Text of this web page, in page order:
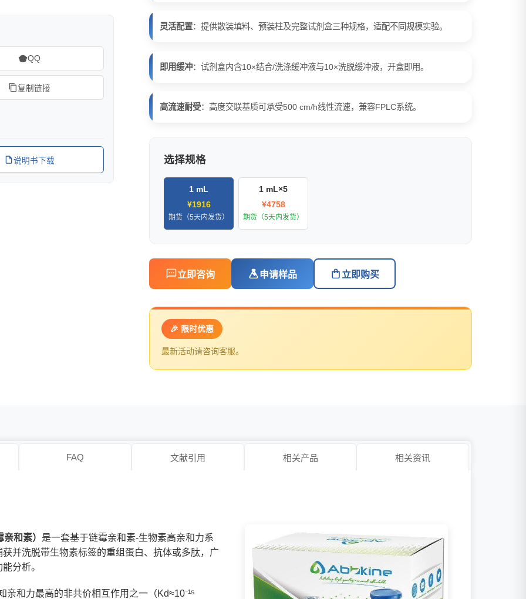
QQ
复制链接
说明书下载
灵活配置：提供散装填料、预装柱及完整试剂盒三种规格，适配不同规模实验。
即用缓冲：试剂盒内含10×结合/洗涤缓冲液与10×洗脱缓冲液，开盒即用。
高流速耐受：高度交联基质可承受500 cm/h线性流速，兼容FPLC系统。
选择规格
1 mL
¥1916
期货（5天内发货）
1 mL×5
¥4758
期货（5天内发货）
立即咨询 申请样品 立即购买
🎉 限时优惠
最新活动请咨询客服。
FAQ 文献引用 相关产品 相关资讯
和素） 是一套基于链霉亲和素-生物素高亲和力系
并洗脱带生物素标签的重组蛋白、抗体或多肽，广
分析。
和力最高的非共价相互作用之一（Kd≈10⁻¹⁵